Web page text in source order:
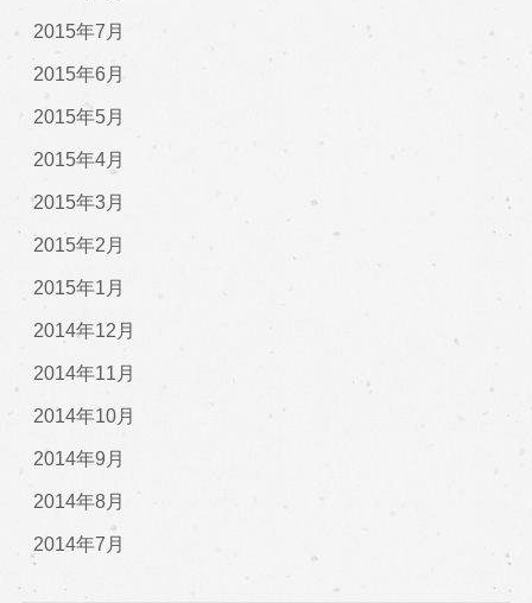
2015年7月
2015年6月
2015年5月
2015年4月
2015年3月
2015年2月
2015年1月
2014年12月
2014年11月
2014年10月
2014年9月
2014年8月
2014年7月